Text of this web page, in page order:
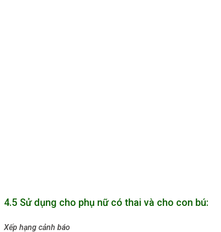
4.5 Sử dụng cho phụ nữ có thai và cho con bú:
Xếp hạng cảnh báo